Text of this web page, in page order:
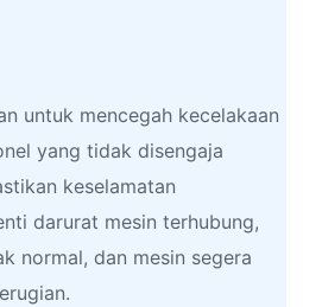
untuk mencegah kecelakaan
yang tidak disengaja
keselamatan
darurat mesin terhubung,
normal, dan mesin segera